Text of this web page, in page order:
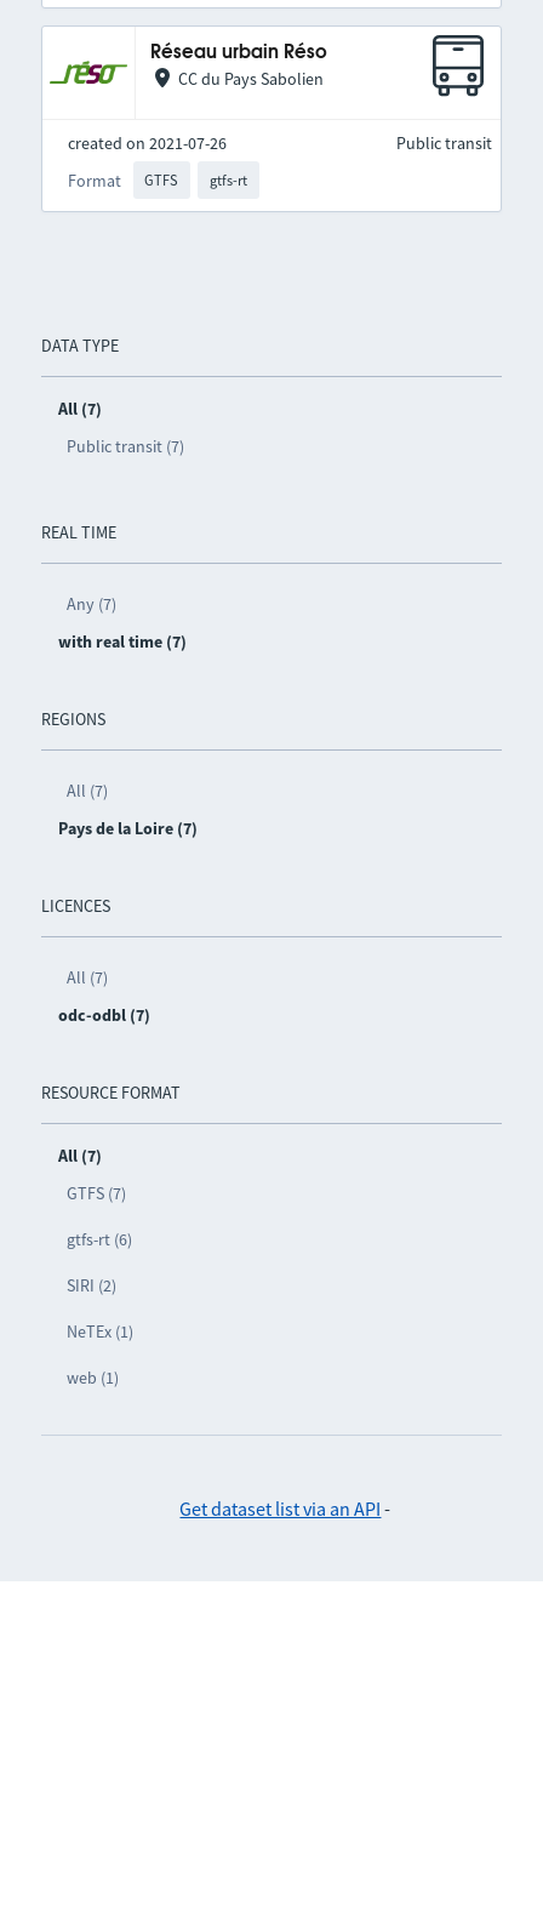
DATA TYPE
All (7)
Public transit (7)
REAL TIME
Any (7)
with real time (7)
REGIONS
All (7)
Pays de la Loire (7)
LICENCES
All (7)
odc-odbl (7)
RESOURCE FORMAT
All (7)
GTFS (7)
gtfs-rt (6)
SIRI (2)
NeTEx (1)
web (1)
Réseau urbain Réso
CC du Pays Sabolien
created on 2021-07-26
Format
GTFS gtfs-rt
Public transit
Get dataset list via an API -